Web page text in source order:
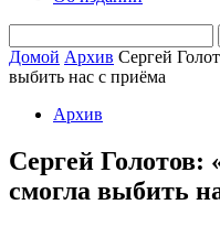
Домой Архив Сергей
выбить нас с приёма
Архив
Сергей Голотов:
смогла выбить